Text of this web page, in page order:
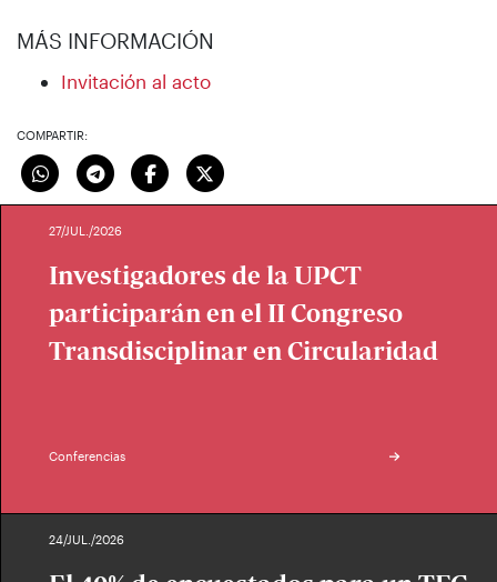
MÁS INFORMACIÓN
Invitación al acto
COMPARTIR:
27/JUL./2026
Investigadores de la UPCT
participarán en el II Congreso
Transdisciplinar en Circularidad
Conferencias
24/JUL./2026